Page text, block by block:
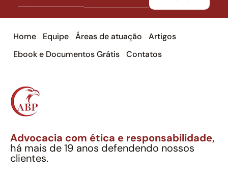
Home Equipe Áreas de atuação
Artigos
Ebook e Documentos Grátis
Contatos
Advocacia com ética e responsabilidade,
há mais de 19 anos defendendo nossos
clientes.